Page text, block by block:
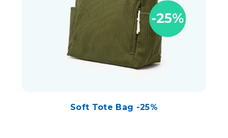
Soft Tote Bag -25%